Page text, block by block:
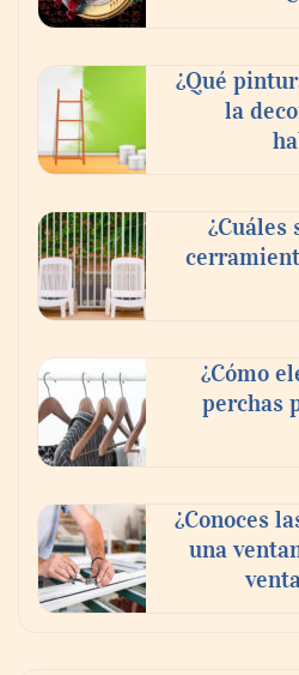
¿Qué
la
¿Cuáles
¿Cómo
perchas
¿Conoces
una